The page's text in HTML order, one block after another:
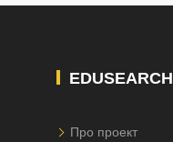
EDUSEARCH
Про проект